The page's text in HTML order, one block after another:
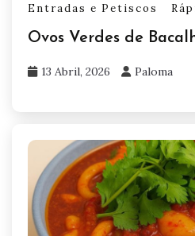
Entradas e Petiscos
Ovos Verdes de
13 Abril, 2026 Paloma